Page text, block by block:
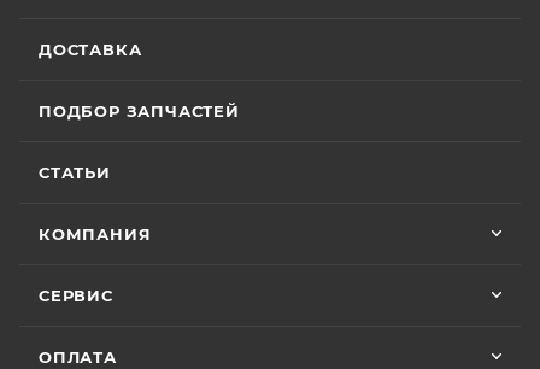
ДОСТАВКА
ПОДБОР ЗАПЧАСТЕЙ
СТАТЬИ
КОМПАНИЯ
СЕРВИС
ОПЛАТА